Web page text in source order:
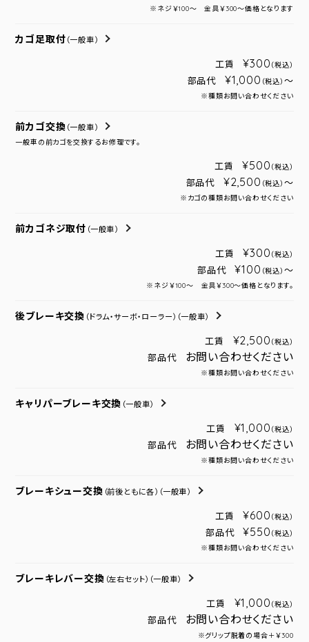
※ネジ￥100～ 金具￥300～価格となります
カゴ足取付 （一般車）
工賃 ¥300 （税込）
部品代 ¥1,000 （税込） ～
※種類お問い合わせください
前カゴ交換 （一般車）
一般車の前カゴを交換するお修理です。
工賃 ¥500 （税込）
部品代 ¥2,500 （税込） ～
※カゴの種類お問い合わせください
前カゴネジ取付 （一般車）
工賃 ¥300 （税込）
部品代 ¥100 （税込） ～
※ネジ￥100～ 金具￥300～価格となります。
後ブレーキ交換 （ドラム・サーボ・ローラー） （一般車）
工賃 ¥2,500 （税込）
部品代 お問い合わせください
※種類お問い合わせください
キャリパーブレーキ交換 （一般車）
工賃 ¥1,000 （税込）
部品代 お問い合わせください
※種類お問い合わせください
ブレーキシュー交換 （前後ともに各） （一般車）
工賃 ¥600 （税込）
部品代 ¥550 （税込）
※種類お問い合わせください
ブレーキレバー交換 （左右セット） （一般車）
工賃 ¥1,000 （税込）
部品代 お問い合わせください
※グリップ脱着の場合＋￥300